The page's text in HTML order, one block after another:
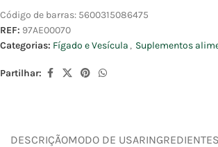
Código de barras: 5600315086475
REF: 97AE00070
Categorias: Fígado e Vesícula , Suplementos
Partilhar:
DESCRIÇÃOMODO DE USARINGREDIENTES